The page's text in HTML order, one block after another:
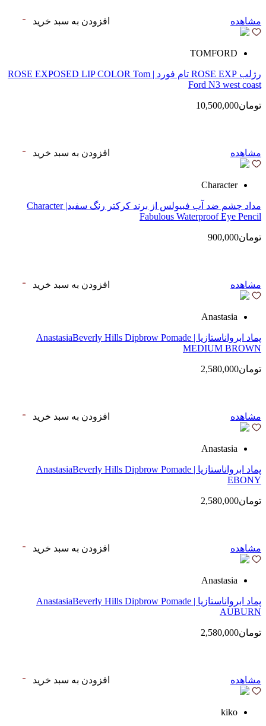
مشاهده افزودن به سبد خرید
TOMFORD
رژلب ROSE EXP تام فورد | ROSE EXPOSED LIP COLOR Tom
Ford N3 west coast
تومان10,500,000
مشاهده افزودن به سبد خرید
Character
مداد چشم ضد آب فبیولس از برند کرکتر رنگ سفید| Character
Fabulous Waterproof Eye Pencil
تومان900,000
مشاهده افزودن به سبد خرید
Anastasia
پماد ابرواناستازیا | AnastasiaBeverly Hills Dipbrow Pomade
MEDIUM BROWN
تومان2,580,000
مشاهده افزودن به سبد خرید
Anastasia
پماد ابرواناستازیا | AnastasiaBeverly Hills Dipbrow Pomade
EBONY
تومان2,580,000
مشاهده افزودن به سبد خرید
Anastasia
پماد ابرواناستازیا | AnastasiaBeverly Hills Dipbrow Pomade
AUBURN
تومان2,580,000
مشاهده افزودن به سبد خرید
kiko